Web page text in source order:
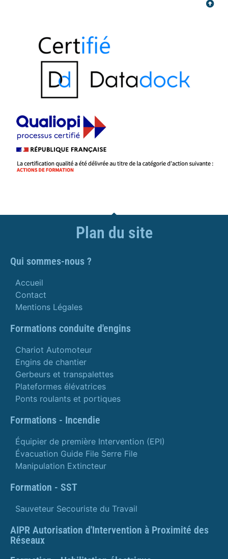
Plan du site
Qui sommes-nous ?
Accueil
Contact
Mentions Légales
Formations conduite d'engins
Chariot Automoteur
Engins de chantier
Gerbeurs et transpalettes
Plateformes élévatrices
Ponts roulants et portiques
Formations - Incendie
Équipier de première Intervention (EPI)
Évacuation Guide File Serre File
Manipulation Extincteur
Formation - SST
Sauveteur Secouriste du Travail
AIPR Autorisation d'Intervention à Proximité des
Réseaux